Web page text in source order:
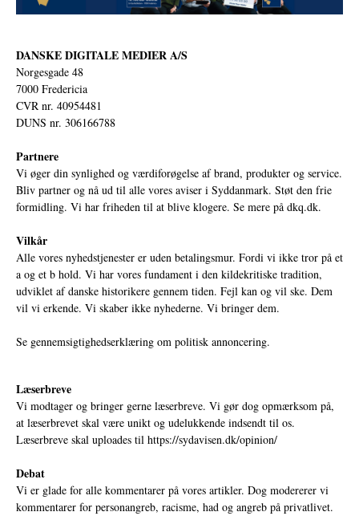
DANSKE DIGITALE MEDIER A/S
Norgesgade 48
7000 Fredericia
CVR nr. 40954481
DUNS nr. 306166788
Partnere
Vi øger din synlighed og værdiforøgelse af brand, produkter og service.
Bliv partner og nå ud til alle vores aviser i Syddanmark. Støt den frie
formidling. Vi har friheden til at blive klogere. Se mere på dkq.dk.
Vilkår
Alle vores nyhedstjenester er uden betalingsmur. Fordi vi ikke tror på et
a og et b hold. Vi har vores fundament i den kildekritiske tradition,
udviklet af danske historikere gennem tiden. Fejl kan og vil ske. Dem
vil vi erkende. Vi skaber ikke nyhederne. Vi bringer dem.
Se gennemsigtighedserklæring om politisk annoncering.
Læserbreve
Vi modtager og bringer gerne læserbreve. Vi gør dog opmærksom på,
at læserbrevet skal være unikt og udelukkende indsendt til os.
Læserbreve skal uploades til https://sydavisen.dk/opinion/
Debat
Vi er glade for alle kommentarer på vores artikler. Dog modererer vi
kommentarer for personangreb, racisme, had og angreb på privatlivet.